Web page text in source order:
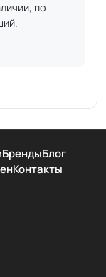
по
БрендыБлог
Контакты